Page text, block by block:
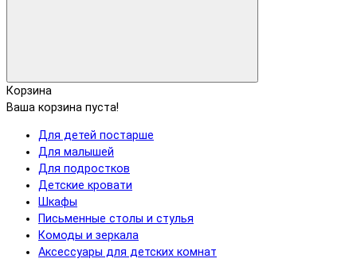
Корзина
Ваша корзина пуста!
Для детей постарше
Для малышей
Для подростков
Детские кровати
Шкафы
Письменные столы и стулья
Комоды и зеркала
Аксессуары для детских комнат